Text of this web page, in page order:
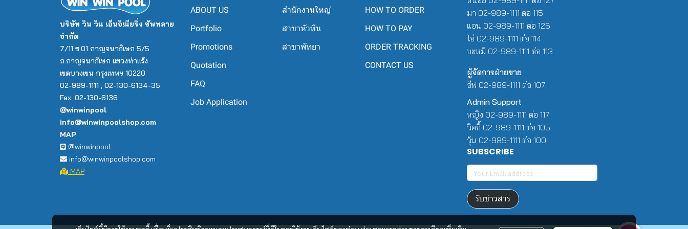
บริษัท วิน วิน เอ็นจิเนียริ่ง ซัพพลาย
จำกัด
7/11 ซ.01 กาญจนาภิเษก 5/5
ถ.กาญจนาภิเษก แขวงท่าแร้ง
เขตบางเขน กรุงเทพฯ 10220
02-989-1111 , 02-130-6134-35
Fax. 02-130-6136
@winwinpool
info@winwinpoolshop.com
MAP
@winwinpool
info@winwinpoolshop.com
MAP
ABOUT US
Portfolio
Promotions
Quotation
FAQ
Job Application
สำนักงานใหญ่
สาขาหัวหิน
สาขาพัทยา
HOW TO ORDER
HOW TO PAY
ORDER TRACKING
CONTACT US
มา 02-989-1111 ต่อ 115
แอน 02-989-1111 ต่อ 126
โอ๋ 02-989-1111 ต่อ 114
บะหมี่ 02-989-1111 ต่อ 113
ผู้จัดการฝ่ายขาย
อีฟ 02-989-1111 ต่อ 107
Admin Support
หญิง 02-989-1111 ต่อ 117
วิคกี้ 02-989-1111 ต่อ 105
วุ้น 02-989-1111 ต่อ 100
SUBSCRIBE
รับข่าวสาร